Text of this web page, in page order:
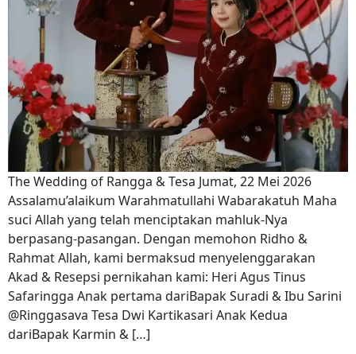
The Wedding of Rangga & Tesa Jumat, 22 Mei 2026
Assalamu’alaikum Warahmatullahi Wabarakatuh Maha
suci Allah yang telah menciptakan mahluk-Nya
berpasang-pasangan. Dengan memohon Ridho &
Rahmat Allah, kami bermaksud menyelenggarakan
Akad & Resepsi pernikahan kami: Heri Agus Tinus
Safaringga Anak pertama dariBapak Suradi & Ibu Sarini
@Ringgasava Tesa Dwi Kartikasari Anak Kedua
dariBapak Karmin & […]